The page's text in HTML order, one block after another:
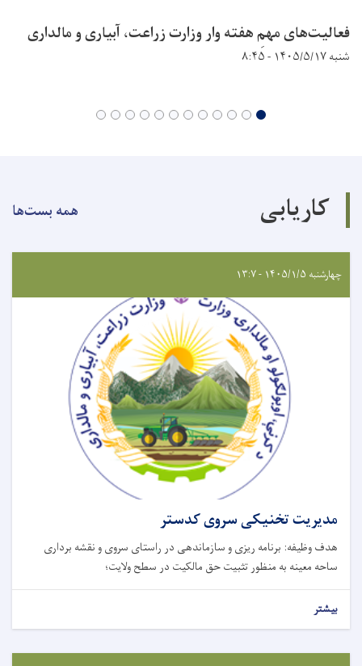
فعالیت‌های مهمِ هفته وار وزارت زراعت، آبیاری و مالداری
شنبه ۱۴۰۵/۵/۱۷ - ۸:۴۵
کاریابی همه بست‌ها
چهارشنبه ۱۴۰۵/۱/۵ - ۱۳:۷
مدیریت تخنیکی سروی کدستر
هدف وظیفه: برنامه ریزی و سازماندهی در راستای سروی و نقشه برداری
ساحه معینه به منظور تثبیت حق مالکیت در سطح ولایت؛
بیشتر